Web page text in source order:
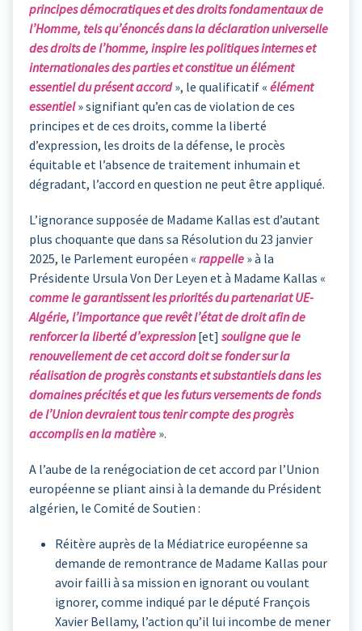
principes démocratiques et des droits fondamentaux de
l’Homme, tels qu’énoncés dans la déclaration universelle
des droits de l’homme, inspire les politiques internes et
internationales des parties et constitue un élément
essentiel du présent accord», le qualificatif « élément
essentiel» signifiant qu’en cas de violation de ces
principes et de ces droits, comme la liberté
d’expression, les droits de la défense, le procès
équitable et l’absence de traitement inhumain et
dégradant, l’accord en question ne peut être appliqué.
L’ignorance supposée de Madame Kallas est d’autant
plus choquante que dans sa Résolution du 23 janvier
2025, le Parlement européen « rappelle » à la
Présidente Ursula Von Der Leyen et à Madame Kallas «
comme le garantissent les priorités du partenariat UE-
Algérie, l’importance que revêt l’état de droit afin de
renforcer la liberté d’expression[et] souligne que le
renouvellement de cet accord doit se fonder sur la
réalisation de progrès constants et substantiels dans les
domaines précités et que les futurs versements de fonds
de l’Union devraient tous tenir compte des progrès
accomplis en la matière ».
A l’aube de la renégociation de cet accord par l’Union
européenne se pliant ainsi à la demande du Président
algérien, le Comité de Soutien :
Réitère auprès de la Médiatrice européenne sa
demande de remontrance de Madame Kallas pour
avoir failli à sa mission en ignorant ou voulant
ignorer, comme indiqué par le député François
Xavier Bellamy, l’action qu’il lui incombe de mener